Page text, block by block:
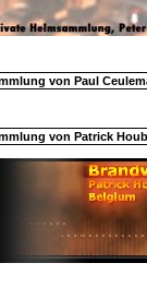
von Paul
von Patrick